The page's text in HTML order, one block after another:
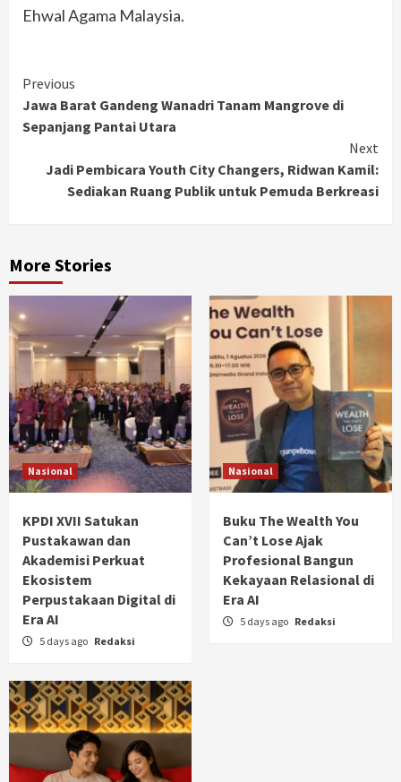
Ehwal Agama Malaysia.
Continue
Reading
Previous
Jawa Barat Gandeng Wanadri Tanam Mangrove di
Sepanjang Pantai Utara
Next
Jadi Pembicara Youth City Changers, Ridwan Kamil:
Sediakan Ruang Publik untuk Pemuda Berkreasi
More Stories
Nasional
KPDI XVII Satukan
Pustakawan dan
Akademisi Perkuat
Ekosistem
Perpustakaan Digital di
Era AI
5 days ago Redaksi
Nasional
Buku The Wealth You
Can’t Lose Ajak
Profesional Bangun
Kekayaan Relasional di
Era AI
5 days ago Redaksi